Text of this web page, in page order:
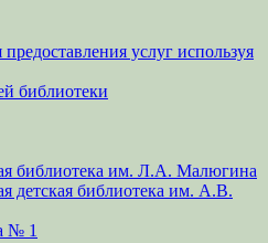
услуг используя
библиотеки
библиотека им. Л.А. Малюгина
детская библиотека им. А.В.
№ 1